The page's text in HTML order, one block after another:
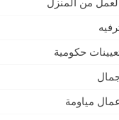
من المنزل
حكومية
مياومة